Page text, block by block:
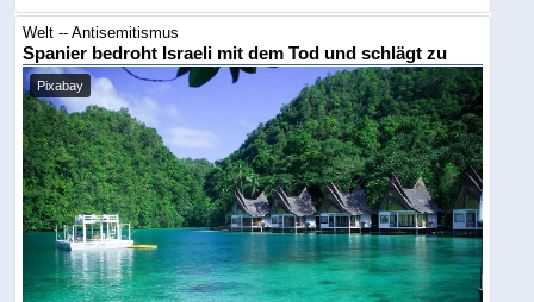
Welt -- Antisemitismus
Spanier bedroht Israeli mit dem Tod und schlägt zu
Pixabay